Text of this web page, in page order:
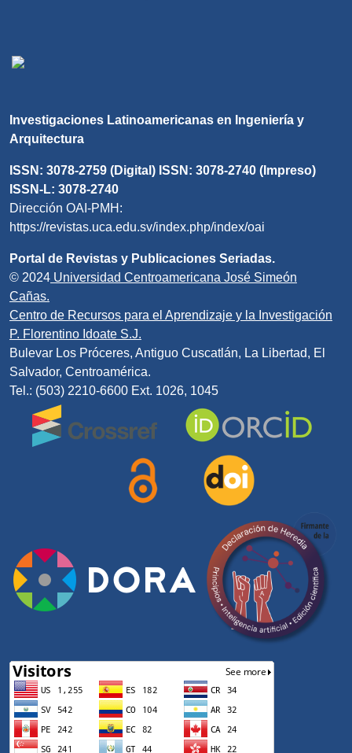
Investigaciones Latinoamericanas en Ingeniería y
Arquitectura
ISSN: 3078-2759 (Digital) ISSN: 3078-2740 (Impreso)
ISSN-L: 3078-2740
Dirección OAI-PMH:
https://revistas.uca.edu.sv/index.php/index/oai
Portal de Revistas y Publicaciones Seriadas.
© 2024 Universidad Centroamericana José Simeón
Cañas.
Centro de Recursos para el Aprendizaje y la Investigación
P. Florentino Idoate S.J.
Bulevar Los Próceres, Antiguo Cuscatlán, La Libertad, El
Salvador, Centroamérica.
Tel.: (503) 2210-6600 Ext. 1026, 1045